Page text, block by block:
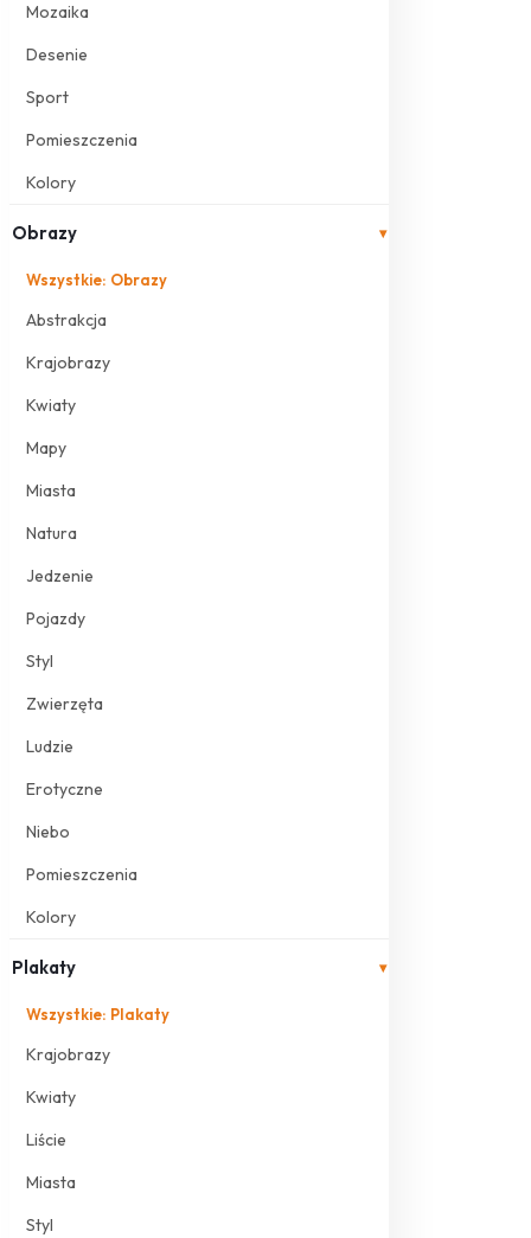
Mozaika
Desenie
Sport
Pomieszczenia
Kolory
Obrazy ▾
Wszystkie: Obrazy
Abstrakcja
Krajobrazy
Kwiaty
Mapy
Miasta
Natura
Jedzenie
Pojazdy
Styl
Zwierzęta
Ludzie
Erotyczne
Niebo
Pomieszczenia
Kolory
Plakaty ▾
Wszystkie: Plakaty
Krajobrazy
Kwiaty
Liście
Miasta
Styl